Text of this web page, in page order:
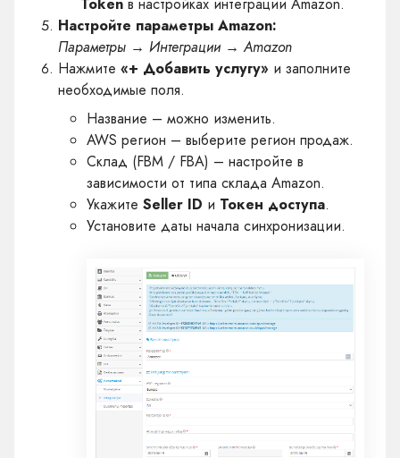
Настройте параметры Amazon:
Параметры → Интеграции → Amazon
Нажмите «+ Добавить услугу» и заполните
необходимые поля.
Название – можно изменить.
AWS регион – выберите регион продаж.
Склад (FBM / FBA) – настройте в
зависимости от типа склада Amazon.
Укажите Seller ID и Токен доступа.
Установите даты начала синхронизации.